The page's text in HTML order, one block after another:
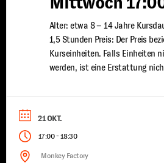
Alter: etwa 8 – 14 Jahre
1,5 Stunden Preis: Der Preis
Kurseinheiten. Falls Einheiten
werden, ist eine Erstattung
vertiefen wir dein Wissen und
...
21 OKT.
17:00-18:30
Monkey Factory